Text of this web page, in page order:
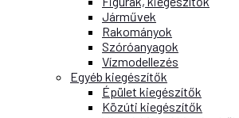
Járművek
Rakományok
Szóróanyagok
Vízmodellezés
Egyéb kiegészítők
Épület kiegészítők
Közúti kiegészítők